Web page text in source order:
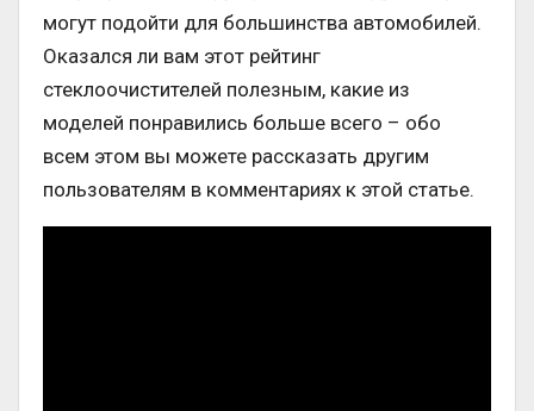
могут подойти для большинства автомобилей.
Оказался ли вам этот рейтинг
стеклоочистителей полезным, какие из
моделей понравились больше всего – обо
всем этом вы можете рассказать другим
пользователям в комментариях к этой статье.